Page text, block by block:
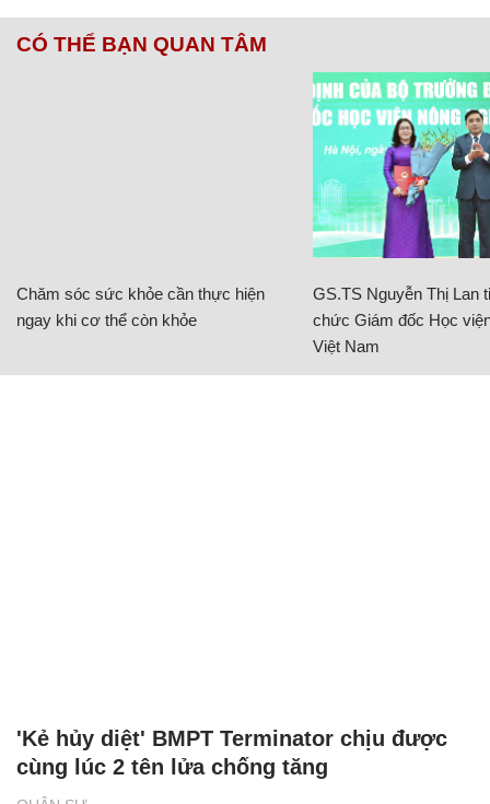
CÓ THỂ BẠN QUAN TÂM
Chăm sóc sức khỏe cần thực hiện
ngay khi cơ thể còn khỏe
GS.TS Nguyễn Thị Lan
chức Giám đốc Học
Việt Nam
'Kẻ hủy diệt' BMPT Terminator chịu được
cùng lúc 2 tên lửa chống tăng